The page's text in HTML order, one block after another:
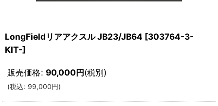
LongFieldリアアクスル JB23/JB64 [303764-3-
KIT-]
販売価格: 90,000円(税別)
(税込: 99,000円)